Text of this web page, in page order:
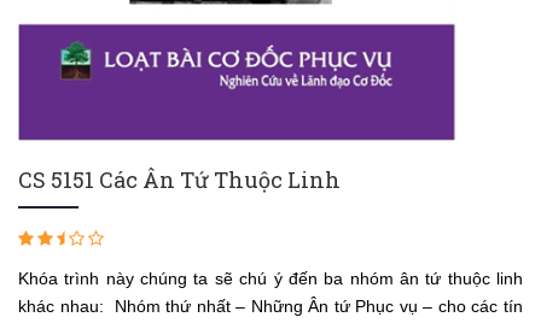
CS 5151 Các Ân Tứ Thuộc Linh
Khóa trình này chúng ta sẽ chú ý đến ba nhóm ân tứ thuộc linh
khác nhau: Nhóm thứ nhất – Những Ân tứ Phục vụ – cho các tín